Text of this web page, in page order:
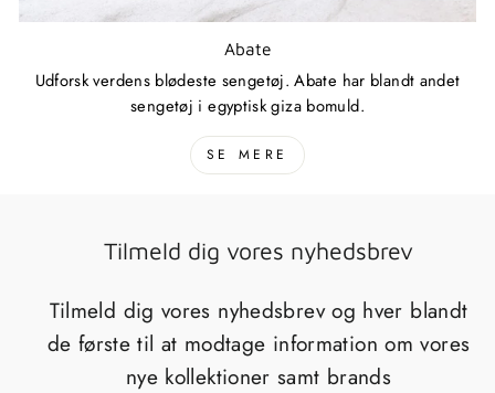
Abate
Udforsk verdens blødeste sengetøj. Abate har blandt andet
sengetøj i egyptisk giza bomuld.
SE MERE
Tilmeld dig vores nyhedsbrev
Tilmeld dig vores nyhedsbrev og hver blandt
de første til at modtage information om vores
nye kollektioner samt brands